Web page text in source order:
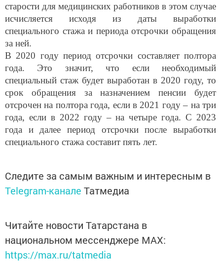
старости для медицинских работников в этом случае
исчисляется исходя из даты выработки
специального стажа и периода отсрочки обращения
за ней.
В 2020 году период отсрочки составляет полтора
года. Это значит, что если необходимый
специальный стаж будет выработан в 2020 году, то
срок обращения за назначением пенсии будет
отсрочен на полтора года, если в 2021 году – на три
года, если в 2022 году – на четыре года. С 2023
года и далее период отсрочки после выработки
специального стажа составит пять лет.
Следите за самым важным и интересным в
Telegram-канале Татмедиа
Читайте новости Татарстана в
национальном мессенджере MАХ:
https://max.ru/tatmedia